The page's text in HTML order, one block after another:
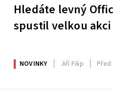
Hledáte levný
spustil velkou
NOVINKY Jiří Filip Před